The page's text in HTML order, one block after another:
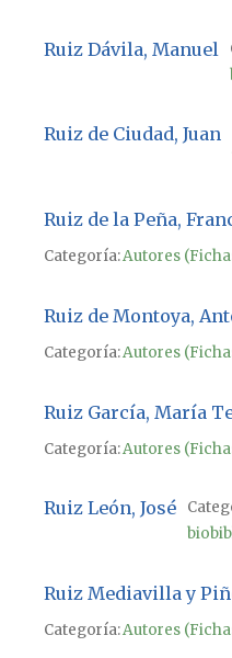
Ruiz Dávila, Manuel
Ruiz de Ciudad, Juan
Ruiz de la Peña,
Categoría:Autores
Ruiz de Montoya,
Categoría:Autores
Ruiz García, María
Categoría:Autores
Ruiz León, José
Ruiz Mediavilla y
Categoría:Autores